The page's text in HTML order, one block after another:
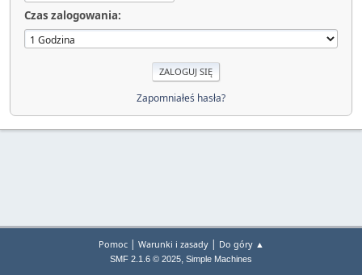
Czas zalogowania:
Zapomniałeś hasła?
Pomoc| Warunki i zasady| Do góry ▲
SMF 2.1.6 © 2025, Simple Machines